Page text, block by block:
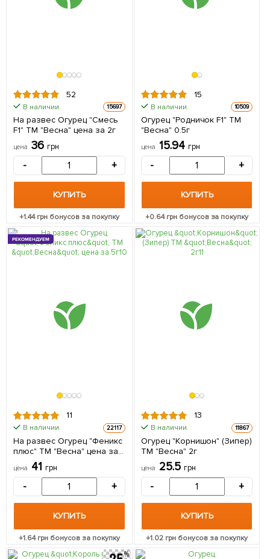
52
В наличии. 15697
На развес Огурец "Смесь
F1" ТМ "Весна" цена за 2г
цена 36 грн
- +
КУПИТЬ
+1.44грн бонусов за покупку
15
В наличии. 10509
Огурец "Родничок F1" ТМ
"Весна" 0.5г
цена 15.94 грн
- +
КУПИТЬ
+0.64грн бонусов за покупку
РЕКОМЕНДУЕМ
11
В наличии. 22117
На развес Огурец "Феникс
плюс" ТМ "Весна" цена за
цена 41 грн
- +
КУПИТЬ
+1.64грн бонусов за покупку
13
В наличии. 11867
Огурец "Корнишон" (Зипер)
ТМ "Весна" 2г
цена 25.5 грн
- +
КУПИТЬ
+1.02 грн бонусов за покупку